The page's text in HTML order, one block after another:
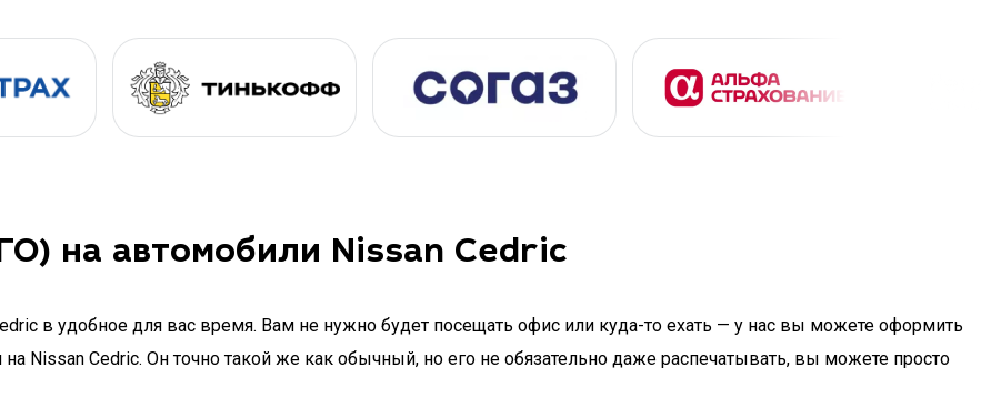
на автомобили Nissan Cedric
в удобное для вас время. Вам не нужно будет посещать офис или куда-то ехать — у нас вы можете оформить
Nissan Cedric. Он точно такой же как обычный, но его не обязательно даже распечатывать, вы можете просто